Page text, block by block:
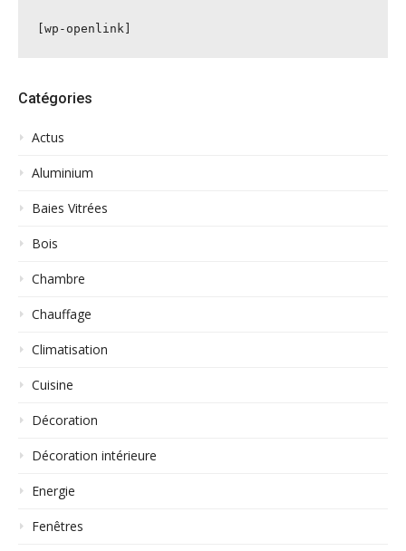
[wp-openlink]
Catégories
Actus
Aluminium
Baies Vitrées
Bois
Chambre
Chauffage
Climatisation
Cuisine
Décoration
Décoration intérieure
Energie
Fenêtres